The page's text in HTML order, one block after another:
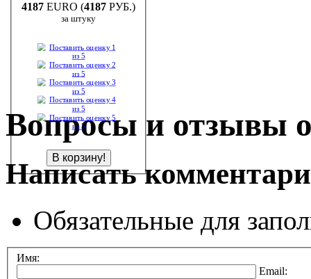
4187 EURO (4187 РУБ.)
за штуку
Вопросы и отзывы
Написать
Обязательные для
Имя:
Email: